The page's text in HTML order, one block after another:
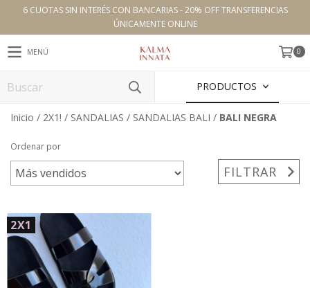
6 CUOTAS SIN INTERÉS CON BANCARIAS - 20% OFF TRANSFERENCIAS
ÚNICAMENTE ONLINE
MENÚ 0
PRODUCTOS
Inicio / 2X1! / SANDALIAS / SANDALIAS BALI / BALI NEGRA
Ordenar por
FILTRAR
2X1